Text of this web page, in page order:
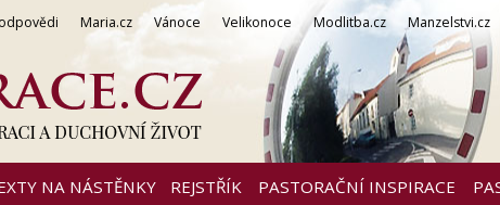
Maria.cz Vánoce Velikonoce Modlitba.cz Manzelstvi.cz
NA NÁSTĚNKY REJSTŘÍK PASTORAČNÍ INSPIRACE